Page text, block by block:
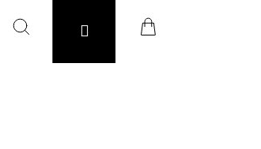
Přihlášení